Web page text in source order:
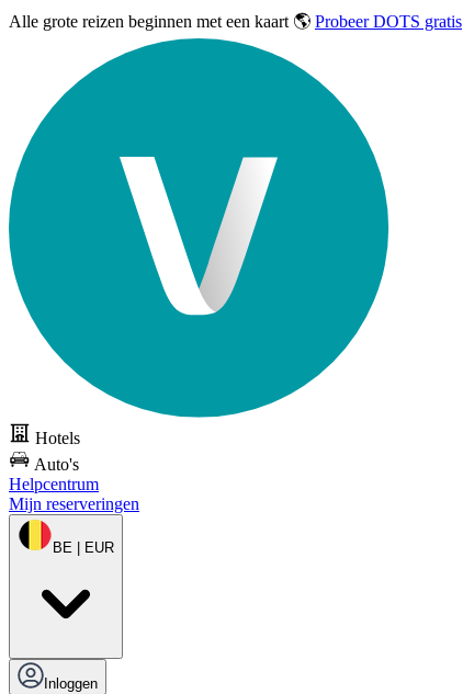
Alle grote reizen beginnen met een kaart 🌎 Probeer DOTS gratis
Hotels
Auto's
Helpcentrum
Mijn reserveringen
BE | EUR
Inloggen